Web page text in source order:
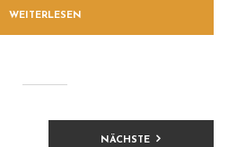
WEITERLESEN
NÄCHSTE